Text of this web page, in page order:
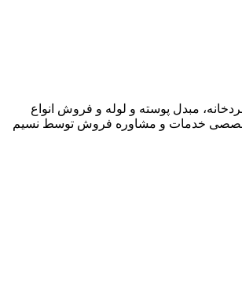
مبدل پوسته و لوله و فروش انواع
تخصصی خدمات و مشاوره فروش توسط نسیم